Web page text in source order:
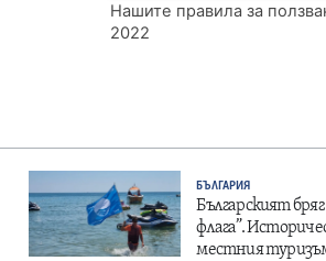
Нашите правила за
2022
БЪЛГАРИЯ
Българският
флага”.
местния